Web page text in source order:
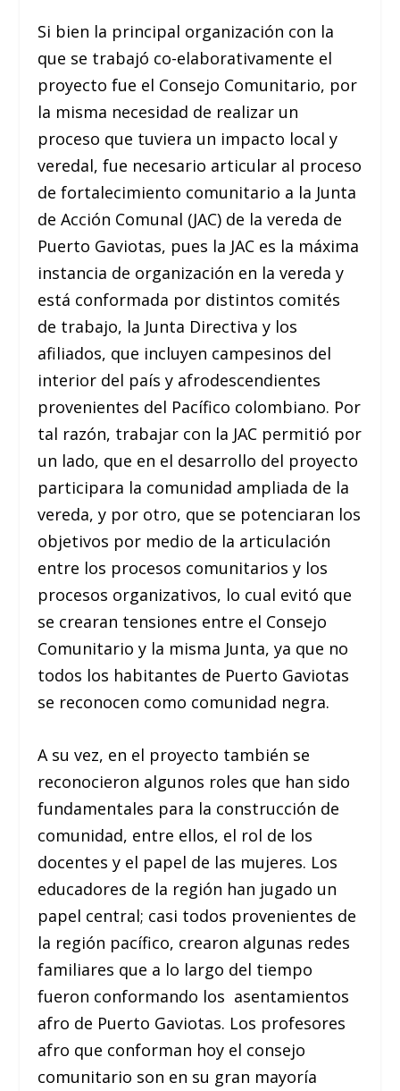
Si bien la principal organización con la
que se trabajó co-elaborativamente el
proyecto fue el Consejo Comunitario, por
la misma necesidad de realizar un
proceso que tuviera un impacto local y
veredal, fue necesario articular al proceso
de fortalecimiento comunitario a la Junta
de Acción Comunal (JAC) de la vereda de
Puerto Gaviotas, pues la JAC es la máxima
instancia de organización en la vereda y
está conformada por distintos comités
de trabajo, la Junta Directiva y los
afiliados, que incluyen campesinos del
interior del país y afrodescendientes
provenientes del Pacífico colombiano. Por
tal razón, trabajar con la JAC permitió por
un lado, que en el desarrollo del proyecto
participara la comunidad ampliada de la
vereda, y por otro, que se potenciaran los
objetivos por medio de la articulación
entre los procesos comunitarios y los
procesos organizativos, lo cual evitó que
se crearan tensiones entre el Consejo
Comunitario y la misma Junta, ya que no
todos los habitantes de Puerto Gaviotas
se reconocen como comunidad negra.
A su vez, en el proyecto también se
reconocieron algunos roles que han sido
fundamentales para la construcción de
comunidad, entre ellos, el rol de los
docentes y el papel de las mujeres. Los
educadores de la región han jugado un
papel central; casi todos provenientes de
la región pacífico, crearon algunas redes
familiares que a lo largo del tiempo
fueron conformando los asentamientos
afro de Puerto Gaviotas. Los profesores
afro que conforman hoy el consejo
comunitario son en su gran mayoría